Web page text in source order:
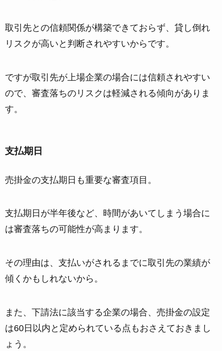
取引先との信頼関係が構築できておらず、貸し倒れ
リスクが高いと判断されやすいからです。
ですが取引先が上場企業の場合には信頼されやすい
ので、審査落ちのリスクは軽減される傾向がありま
す。
支払期日
売掛金の支払期日も重要な審査項目。
支払期日が半年後など、 時間があいてしまう場合に
は審査落ちの可能性が高まります。
その理由は、支払いがされるまでに取引先の業績が
傾くかもしれないから。
また、下請法に該当する企業の場合、 売掛金の設定
は60日以内と定められている 点もおさえておきまし
ょう。